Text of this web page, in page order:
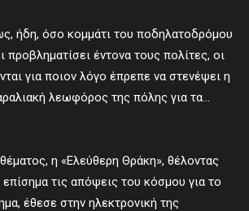
ήδη, όσο κομμάτι του ποδηλατοδρόμου
προβληματίσει έντονα τους πολίτες, οι
για ποιον λόγο έπρεπε να στενέψει η
λεωφόρος της πόλης για τα…
η «Ελεύθερη Θράκη», θέλοντας
επίσημα τις απόψεις του κόσμου για το
έθεσε στην ηλεκτρονική της